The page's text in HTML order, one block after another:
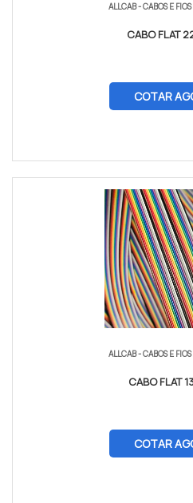
ALLCAB - CABOS E
CABO FLAT
COTAR
ALLCAB - CABOS E
CABO FLAT
COTAR